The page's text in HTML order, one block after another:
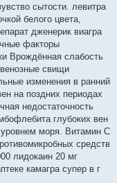
сытости. левитра
белого цвета,
дженерик виагра
факторы
Врождённая слабость
свищи
изменения в ранний
на поздних периодах
недостаточность
глубоких вен
моря. Витамин С
средств
лидокаин 20 мг
камагра супер в г